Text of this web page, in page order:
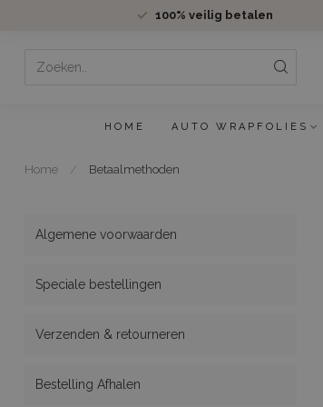
100% veilig betalen
HOME AUTO WRAPFOLIES
Home / Betaalmethoden
Algemene voorwaarden
Speciale bestellingen
Verzenden & retourneren
Bestelling Afhalen